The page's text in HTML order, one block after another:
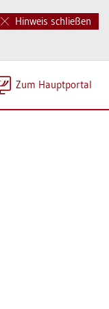
Hinweis schließen
Zum Haupt­por­tal